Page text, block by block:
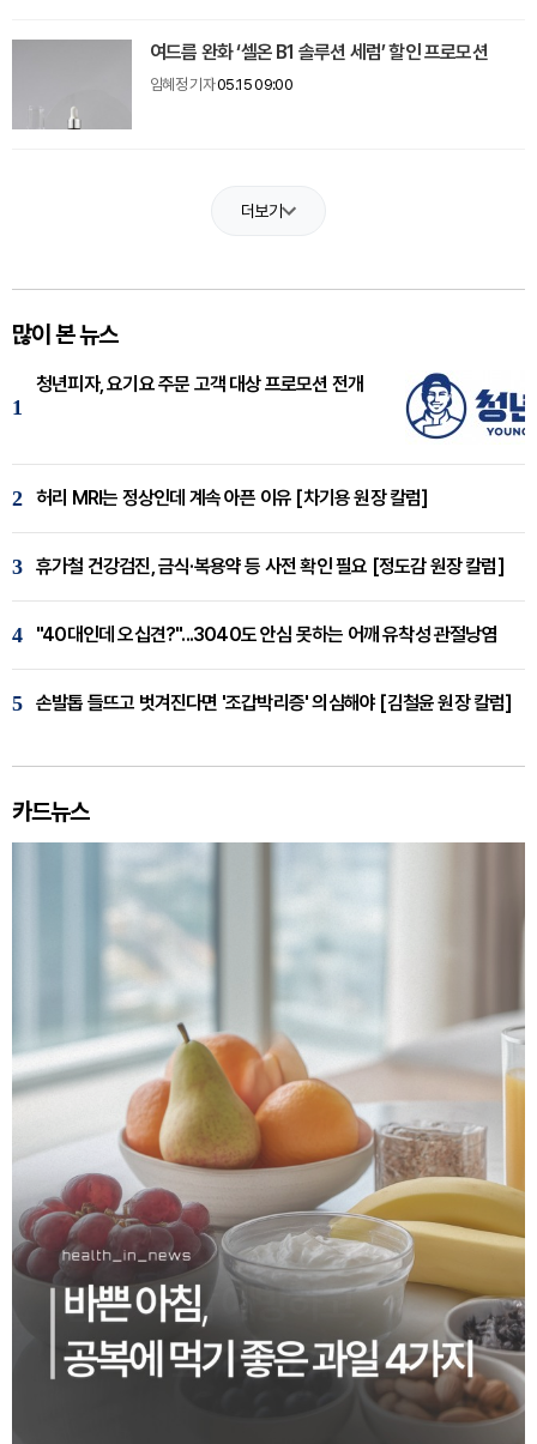
여드름 완화 ‘셀온 B1 솔루션 세럼’ 할인 프로모션
임혜정 기자05.15 09:00
더보기
많이 본 뉴스
1
청년피자, 요기요 주문 고객 대상 프로모션 전개
2 허리 MRI는 정상인데 계속 아픈 이유 [차기용 원장 칼럼]
3 휴가철 건강검진, 금식·복용약 등 사전 확인 필요 [정도감 원장 칼럼]
4 "40대인데 오십견?"...3040도 안심 못하는 어깨 유착성 관절낭염
5 손발톱 들뜨고 벗겨진다면 '조갑박리증' 의심해야 [김철윤 원장 칼럼]
카드뉴스